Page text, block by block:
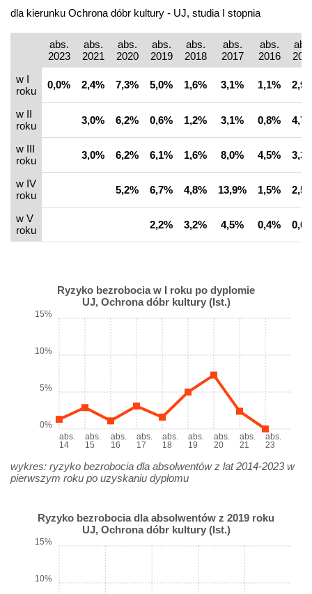
dla kierunku Ochrona dóbr kultury - UJ, studia I stopnia
abs.
2023
abs.
2021
abs.
2020
abs.
2019
abs.
2018
abs.
2017
abs.
2016
w I
roku
0,0% 2,4% 7,3% 5,0% 1,6% 3,1% 1,1%
w II
roku
3,0% 6,2% 0,6% 1,2% 3,1% 0,8%
w III
roku
3,0% 6,2% 6,1% 1,6% 8,0% 4,5%
w IV
roku
5,2% 6,7% 4,8% 13,9% 1,5%
w V
roku
2,2% 3,2% 4,5% 0,4%
Ryzyko bezrobocia w I roku po dyplomie
UJ, Ochrona dóbr kultury (Ist.)
abs.
14
abs.
15
abs.
16
abs.
17
abs.
18
abs.
19
abs.
20
abs.
21
abs.
23
0%
5%
10%
15%
wykres: ryzyko bezrobocia dla absolwentów z lat 2014-2023 w
pierwszym roku po uzyskaniu dyplomu
Ryzyko bezrobocia dla absolwentów z 2019 roku
UJ, Ochrona dóbr kultury (Ist.)
10%
15%